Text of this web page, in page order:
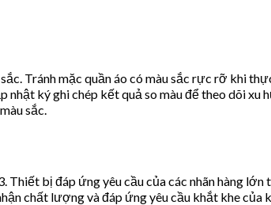
Tránh mặc quần áo có màu sắc rực rỡ khi
ký ghi chép kết quả so màu để theo dõi xu
sắc.
bị đáp ứng yêu cầu của các nhãn hàng lớn
chất lượng và đáp ứng yêu cầu khắt khe của